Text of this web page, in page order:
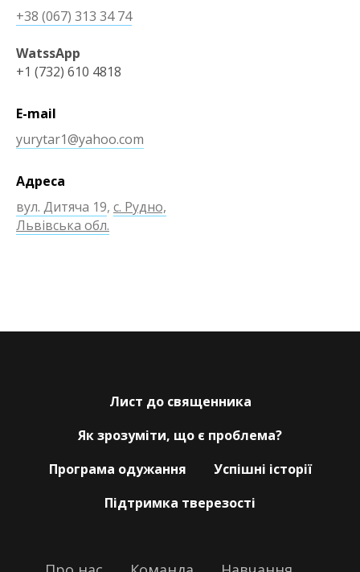
+38 (067) 313 34 74
WatssApp
+1 (732) 610 4818
E-mail
yurytar1@yahoo.com
Адреса
вул. Дитяча 19, с. Рудно,
Львівська обл.
Лист до священника
Як зрозуміти, що є проблема?
Програма одужання
Успішні історії
Підтримка тверезості